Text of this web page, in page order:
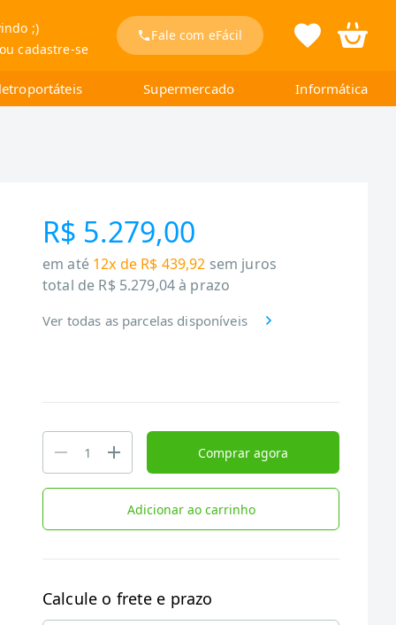
;)
cadastre-se
Fale com eFácil
Supermercado Informática
R$ 5.279,00
em até 12x de R$ 439,92 sem juros
total de R$ 5.279,04à prazo
Ver todas as parcelas disponíveis
Comprar agora
Adicionar ao carrinho
Calcule o frete e prazo